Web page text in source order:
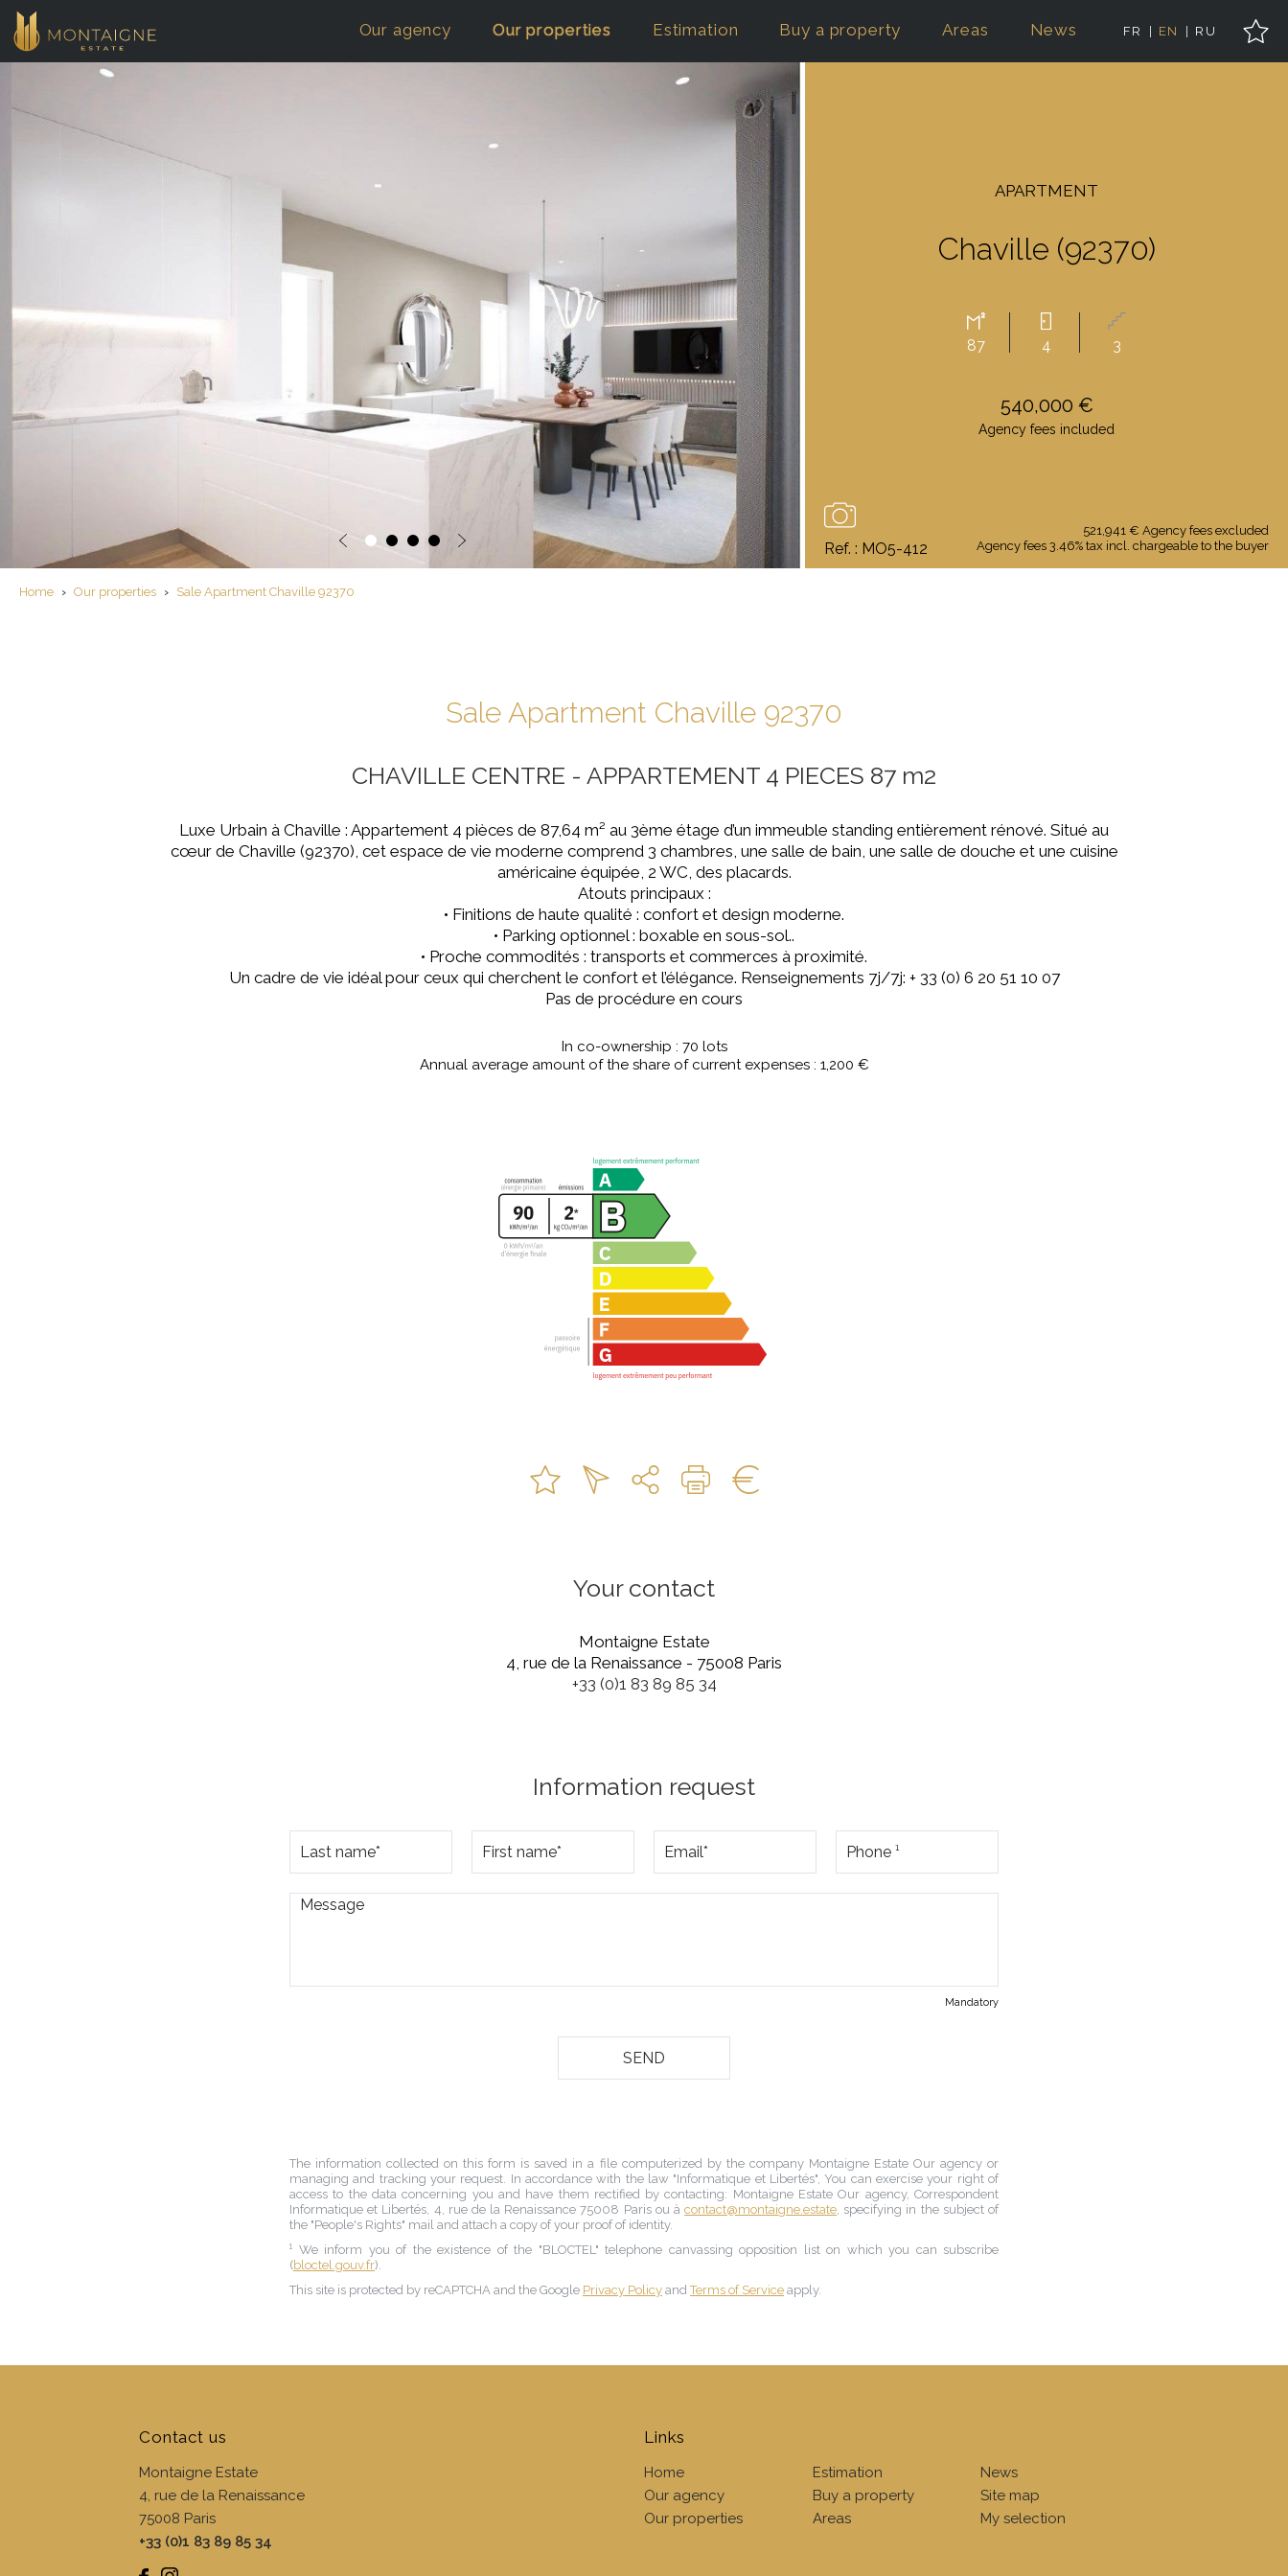
FR EN RU
Our agency Our properties Estimation Buy a property Areas News
APARTMENT
Chaville (92370)
87 4 3
540,000 €
Agency fees included
521,941 € Agency fees excluded
Agency fees 3.46% tax incl. chargeable to the buyer
Ref. : MO5-412
Home › Our properties › Sale Apartment Chaville 92370
Sale Apartment Chaville 92370
CHAVILLE CENTRE - APPARTEMENT 4 PIECES 87 m2
Luxe Urbain à Chaville : Appartement 4 pièces de 87,64 m² au 3ème étage d’un immeuble standing entièrement rénové. Situé au
cœur de Chaville (92370), cet espace de vie moderne comprend 3 chambres, une salle de bain, une salle de douche et une cuisine
américaine équipée, 2 WC, des placards.
Atouts principaux :
• Finitions de haute qualité : confort et design moderne.
• Parking optionnel : boxable en sous-sol..
• Proche commodités : transports et commerces à proximité.
Un cadre de vie idéal pour ceux qui cherchent le confort et l’élégance. Renseignements 7j/7j: + 33 (0) 6 20 51 10 07
Pas de procédure en cours
In co-ownership : 70 lots
Annual average amount of the share of current expenses : 1,200 €
Your contact
Montaigne Estate
4, rue de la Renaissance - 75008 Paris
+33 (0)1 83 89 85 34
Information request
Mandatory
The information collected on this form is saved in a file computerized by the company Montaigne Estate Our agencyor
managing and tracking your request. In accordance with the law "Informatique et Libertés", You can exercise your right of
access to the data concerning you and have them rectified by contacting: Montaigne Estate Our agency, Correspondent
Informatique et Libertés, 4, rue de la Renaissance 75008 Parisou àcontact@montaigne.estate, specifying in the subject of
the "People's Rights" mail and attach a copy of your proof of identity.
¹ We inform you of the existence of the "BLOCTEL" telephone canvassing opposition list on which you can subscribe
(bloctel.gouv.fr).
This site is protected by reCAPTCHA and the Google Privacy Policy andTerms of Service apply.
Contact us
Montaigne Estate
4, rue de la Renaissance
75008 Paris
+33 (0)1 83 89 85 34
Links
Home
Our agency
Our properties
Estimation
Buy a property
Areas
News
Site map
My selection